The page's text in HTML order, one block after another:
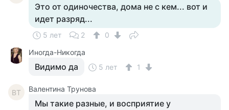
Это от одиночества, дома не с кем... вот и
идет разряд...
5 лет 2
0
Иногда-Никогда
Видимо да 5 лет 1
ВТ Валентина Трунова
Мы такие разные, и восприятие у